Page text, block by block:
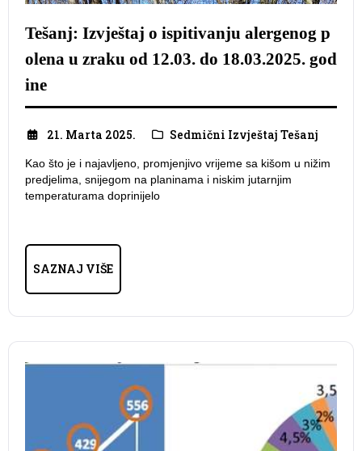
Tešanj: Izvještaj o ispitivanju alergenog p
olena u zraku od 12.03. do 18.03.2025. god
ine
21. Marta 2025. Sedmični Izvještaj Tešanj
Kao što je i najavljeno, promjenjivo vrijeme sa kišom u nižim
predjelima, snijegom na planinama i niskim jutarnjim
temperaturama doprinijelo
SAZNAJ VIŠE